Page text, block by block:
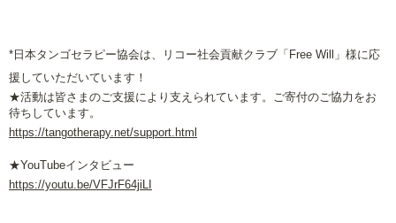
*日本タンゴセラピー協会は、リコー社会貢献クラブ「Free Will」様に応
援していただいています！
★活動は皆さまのご支援により支えられています。ご寄付のご協力をお
待ちしています。
https://tangotherapy.net/support.html
★YouTubeインタビュー
https://youtu.be/VFJrF64jiLI